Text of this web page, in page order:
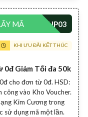
0đ Giảm Tối đa 50k
cho đơn từ 0đ. HSD:
công vào Kho Voucher.
Kim Cương trong
sử dụng mã một lần.
MÃ
KHI ƯU ĐÃI KẾT THÚC